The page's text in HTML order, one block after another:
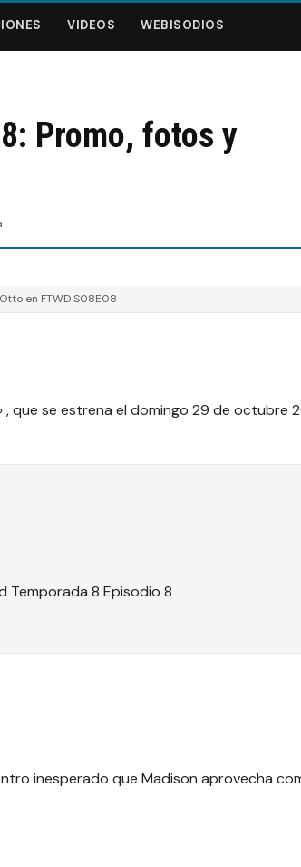
VIDEOS WEBISODIOS
Promo, fotos y
en FTWD S08E08
, que se estrena el domingo 29 de octubre
Temporada 8 Episodio 8
inesperado que Madison aprovecha